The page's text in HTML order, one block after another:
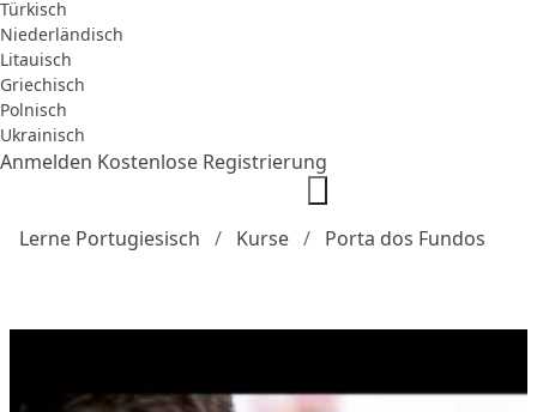
Türkisch
Niederländisch
Litauisch
Griechisch
Polnisch
Ukrainisch
Anmelden Kostenlose Registrierung
Lerne Portugiesisch Kurse Porta dos Fundos